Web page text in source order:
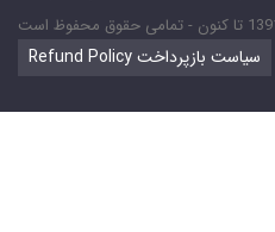
Refund Policy سیاست بازپرداخت